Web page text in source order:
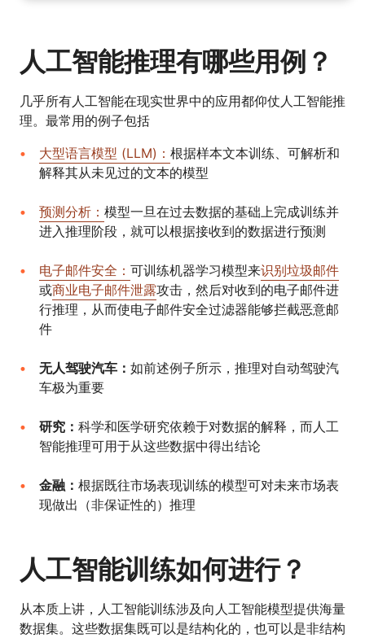
人工智能推理有哪些用例？
几乎所有人工智能在现实世界中的应用都仰仗人工智能推
理。最常用的例子包括
大型语言模型 (LLM)： 根据样本文本训练、可解析和
解释其从未见过的文本的模型
预测分析： 模型一旦在过去数据的基础上完成训练并
进入推理阶段，就可以根据接收到的数据进行预测
电子邮件安全： 可训练机器学习模型来识别垃圾邮件
或商业电子邮件泄露攻击，然后对收到的电子邮件进
行推理，从而使电子邮件安全过滤器能够拦截恶意邮
件
无人驾驶汽车： 如前述例子所示，推理对自动驾驶汽
车极为重要
研究： 科学和医学研究依赖于对数据的解释，而人工
智能推理可用于从这些数据中得出结论
金融： 根据既往市场表现训练的模型可对未来市场表
现做出（非保证性的）推理
人工智能训练如何进行？
从本质上讲，人工智能训练涉及向人工智能模型提供海量
数据集。这些数据集既可以是结构化的，也可以是非结构